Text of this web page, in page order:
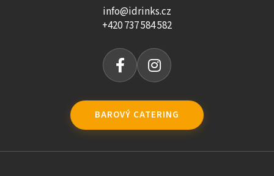
info@idrinks.cz
+420 737 584 582
BAROVÝ CATERING